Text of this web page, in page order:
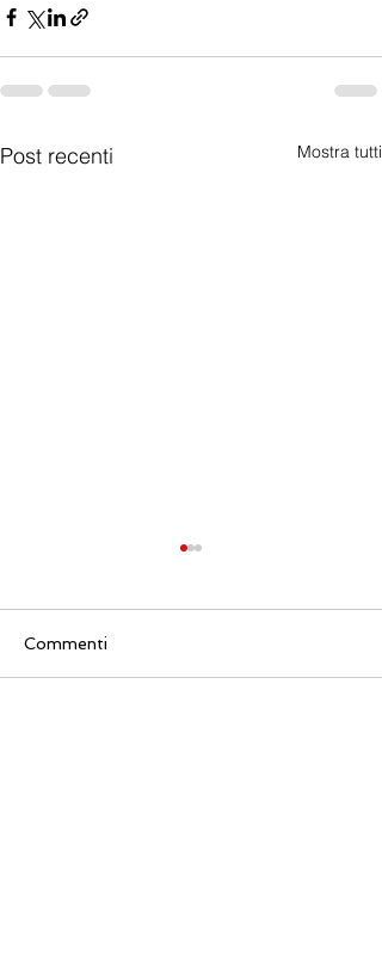
Post recenti Mostra tutti
Commenti